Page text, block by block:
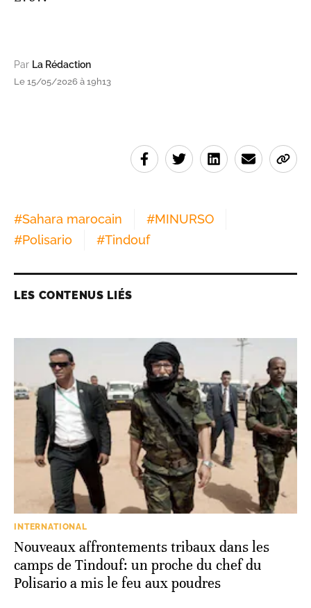
Par La Rédaction
Le 15/05/2026 à 19h13
#Sahara marocain #MINURSO
#Polisario #Tindouf
LES CONTENUS LIÉS
INTERNATIONAL
Nouveaux affrontements tribaux dans les
camps de Tindouf: un proche du chef du
Polisario a mis le feu aux poudres